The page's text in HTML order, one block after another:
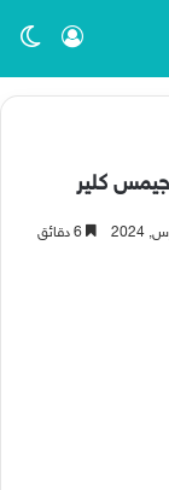
تسجيل
كلير